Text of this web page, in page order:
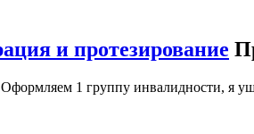
и протезирование
1 группу инвалидности, я